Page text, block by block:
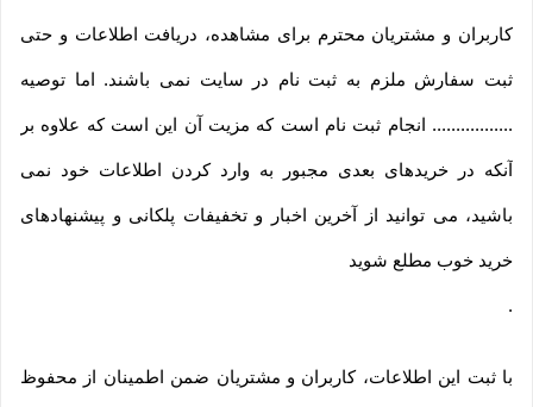
کاربران و مشتریان محترم برای مشاهده، دریافت اطلاعات و حتی
ثبت سفارش ملزم به ثبت نام در سایت نمی باشند. اما توصیه
................. انجام ثبت نام است که مزیت آن این است که علاوه بر
آنکه در خریدهای بعدی مجبور به وارد کردن اطلاعات خود نمی
باشید، می توانید از آخرین اخبار و تخفیفات پلکانی و پیشنهادهای
خرید خوب مطلع شوید
.
با ثبت این اطلاعات، کاربران و مشتریان ضمن اطمینان از محفوظ